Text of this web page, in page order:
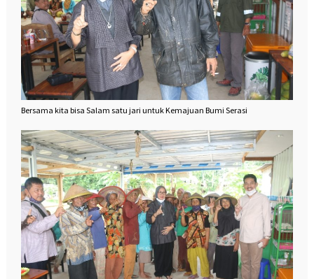
Bersama kita bisa Salam satu jari untuk Kemajuan Bumi Serasi